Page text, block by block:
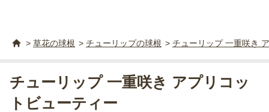
> 草花の球根 > チューリップの球根 > チューリップ 一重咲き
チューリップ 一重咲き アプリコッ
トビューティー